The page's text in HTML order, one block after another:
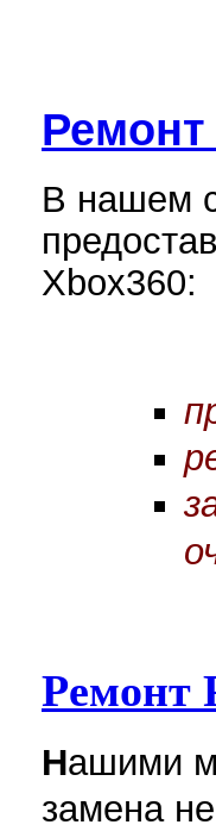
В нашем
Xbox360:
Ремонт
Нашими
замена